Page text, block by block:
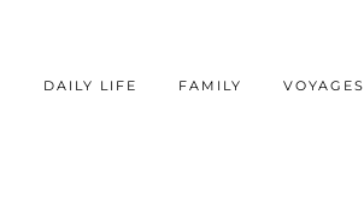
DAILY LIFE FAMILY VOYAGES